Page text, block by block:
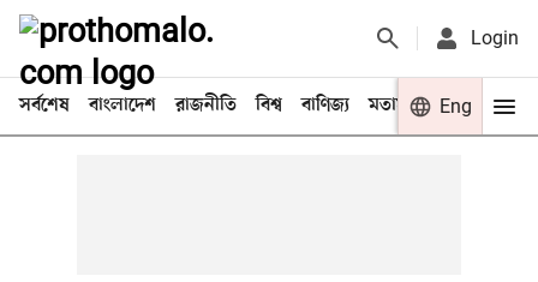
Login
সর্বশেষ বাংলাদেশ রাজনীতি বিশ্ব বাণিজ্য মতামত খেলা
Eng